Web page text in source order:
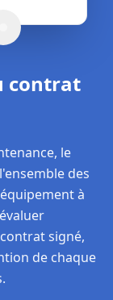
contrat
le
des
à
signé,
de chaque